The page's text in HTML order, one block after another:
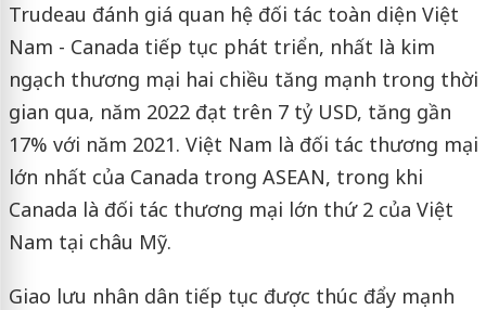
Trudeau đánh giá quan hệ đối tác toàn diện Việt
Nam - Canada tiếp tục phát triển, nhất là kim
ngạch thương mại hai chiều tăng mạnh trong thời
gian qua, năm 2022 đạt trên 7 tỷ USD, tăng gần
17% với năm 2021. Việt Nam là đối tác thương mại
lớn nhất của Canada trong ASEAN, trong khi
Canada là đối tác thương mại lớn thứ 2 của Việt
Nam tại châu Mỹ.
Giao lưu nhân dân tiếp tục được thúc đẩy mạnh